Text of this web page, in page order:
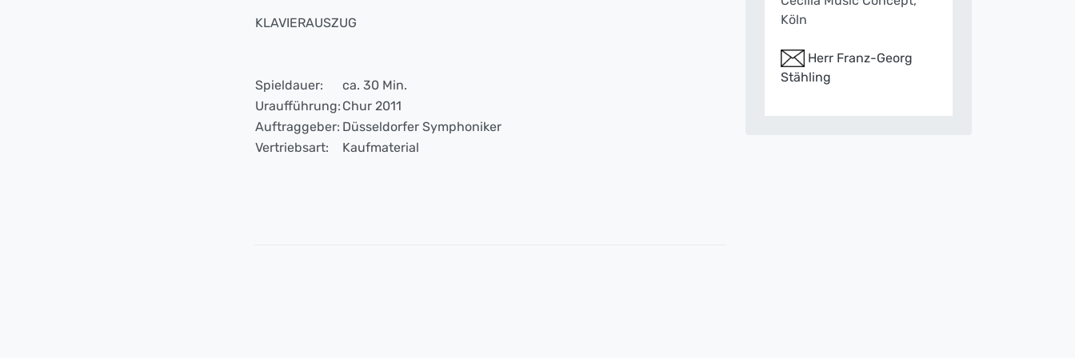
KLAVIERAUSZUG
Spieldauer:
ca. 30 Min.
Uraufführung: Chur 2011
Auftraggeber: Düsseldorfer Symphoniker
Vertriebsart:
Kaufmaterial
Köln
Herr Franz-Georg
Stähling